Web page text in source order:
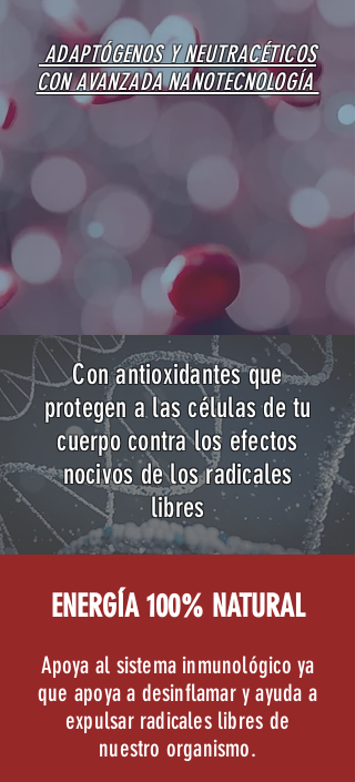
ADAPTÓGENOS Y NEUTRACÉTICOS
CON AVANZADA NANOTECNOLOGÍA
Con antioxidantes que
protegen a las células de tu
cuerpo contra los efectos
nocivos de los radicales
libres
ENERGÍA 100% NATURAL
Apoya al sistema inmunológico ya
que apoya a desinflamar y ayuda a
expulsar radicales libres de
nuestro organismo.